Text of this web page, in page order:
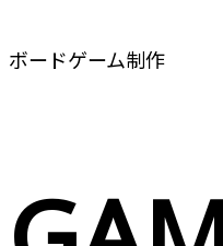
ボードゲーム制作